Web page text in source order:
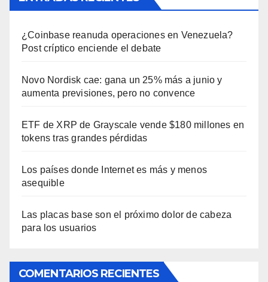
¿Coinbase reanuda operaciones en Venezuela?
Post críptico enciende el debate
Novo Nordisk cae: gana un 25% más a junio y
aumenta previsiones, pero no convence
ETF de XRP de Grayscale vende $180 millones en
tokens tras grandes pérdidas
Los países donde Internet es más y menos
asequible
Las placas base son el próximo dolor de cabeza
para los usuarios
COMENTARIOS RECIENTES